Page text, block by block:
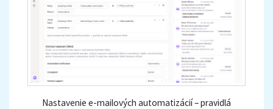
Nastavenie e-mailových automatizácií – pravidlá